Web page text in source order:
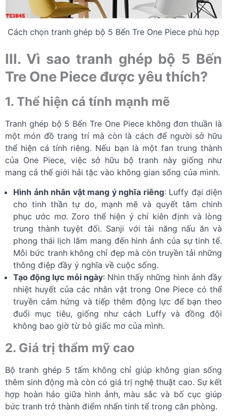
Cách chọn tranh ghép bộ 5 Bến Tre One Piece phù hợp
III. Vì sao tranh ghép bộ 5 Bến
Tre One Piece được yêu thích?
1. Thể hiện cá tính mạnh mẽ
Tranh ghép bộ 5 Bến Tre One Piece không đơn thuần là
một món đồ trang trí mà còn là cách để người sở hữu
thể hiện cá tính riêng. Nếu bạn là một fan trung thành
của One Piece, việc sở hữu bộ tranh này giống như
mang cả thế giới hải tặc vào không gian sống của mình.
Hình ảnh nhân vật mang ý nghĩa riêng: Luffy đại diện
cho tinh thần tự do, mạnh mẽ và quyết tâm chinh
phục ước mơ. Zoro thể hiện ý chí kiên định và lòng
trung thành tuyệt đối. Sanji với tài năng nấu ăn và
phong thái lịch lãm mang đến hình ảnh của sự tinh tế.
Mỗi bức tranh không chỉ đẹp mà còn truyền tải những
thông điệp đầy ý nghĩa về cuộc sống.
Tạo động lực mỗi ngày: Nhìn thấy những hình ảnh đầy
nhiệt huyết của các nhân vật trong One Piece có thể
truyền cảm hứng và tiếp thêm động lực để bạn theo
đuổi mục tiêu, giống như cách Luffy và đồng đội
không bao giờ từ bỏ giấc mơ của mình.
2. Giá trị thẩm mỹ cao
Bộ tranh ghép 5 tấm không chỉ giúp không gian sống
thêm sinh động mà còn có giá trị nghệ thuật cao. Sự kết
hợp hoàn hảo giữa hình ảnh, màu sắc và bố cục giúp
bức tranh trở thành điểm nhấn tinh tế trong căn phòng.